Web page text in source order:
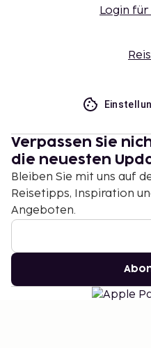
Login für
Verpassen Sie
die neuesten
Bleiben Sie mit uns auf
Reisetipps, Inspiration
Angeboten.